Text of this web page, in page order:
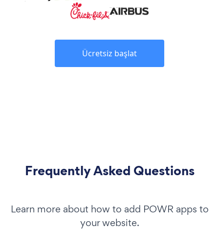
Ücretsiz başlat
Frequently Asked Questions
Learn more about how to add POWR apps to
your website.